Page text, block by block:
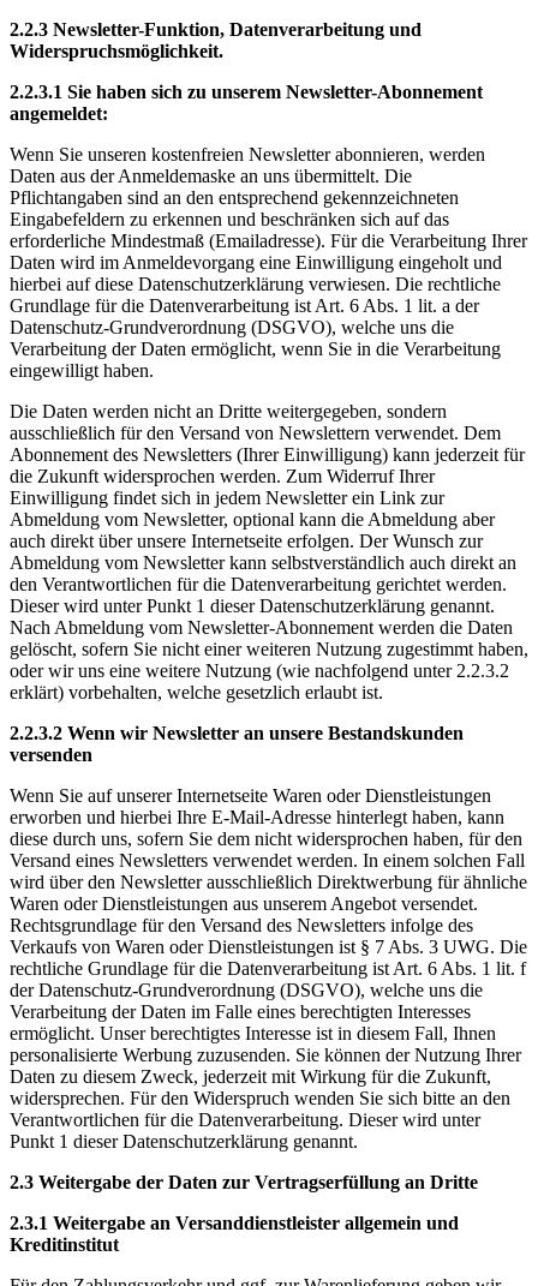
2.2.3 Newsletter-Funktion, Datenverarbeitung und
Widerspruchsmöglichkeit.
2.2.3.1 Sie haben sich zu unserem Newsletter-Abonnement
angemeldet:
Wenn Sie unseren kostenfreien Newsletter abonnieren, werden
Daten aus der Anmeldemaske an uns übermittelt. Die
Pflichtangaben sind an den entsprechend gekennzeichneten
Eingabefeldern zu erkennen und beschränken sich auf das
erforderliche Mindestmaß (Emailadresse). Für die Verarbeitung Ihrer
Daten wird im Anmeldevorgang eine Einwilligung eingeholt und
hierbei auf diese Datenschutzerklärung verwiesen. Die rechtliche
Grundlage für die Datenverarbeitung ist Art. 6 Abs. 1 lit. a der
Datenschutz-Grundverordnung (DSGVO), welche uns die
Verarbeitung der Daten ermöglicht, wenn Sie in die Verarbeitung
eingewilligt haben.
Die Daten werden nicht an Dritte weitergegeben, sondern
ausschließlich für den Versand von Newslettern verwendet. Dem
Abonnement des Newsletters (Ihrer Einwilligung) kann jederzeit für
die Zukunft widersprochen werden. Zum Widerruf Ihrer
Einwilligung findet sich in jedem Newsletter ein Link zur
Abmeldung vom Newsletter, optional kann die Abmeldung aber
auch direkt über unsere Internetseite erfolgen. Der Wunsch zur
Abmeldung vom Newsletter kann selbstverständlich auch direkt an
den Verantwortlichen für die Datenverarbeitung gerichtet werden.
Dieser wird unter Punkt 1 dieser Datenschutzerklärung genannt.
Nach Abmeldung vom Newsletter-Abonnement werden die Daten
gelöscht, sofern Sie nicht einer weiteren Nutzung zugestimmt haben,
oder wir uns eine weitere Nutzung (wie nachfolgend unter 2.2.3.2
erklärt) vorbehalten, welche gesetzlich erlaubt ist.
2.2.3.2 Wenn wir Newsletter an unsere Bestandskunden
versenden
Wenn Sie auf unserer Internetseite Waren oder Dienstleistungen
erworben und hierbei Ihre E-Mail-Adresse hinterlegt haben, kann
diese durch uns, sofern Sie dem nicht widersprochen haben, für den
Versand eines Newsletters verwendet werden. In einem solchen Fall
wird über den Newsletter ausschließlich Direktwerbung für ähnliche
Waren oder Dienstleistungen aus unserem Angebot versendet.
Rechtsgrundlage für den Versand des Newsletters infolge des
Verkaufs von Waren oder Dienstleistungen ist § 7 Abs. 3 UWG. Die
rechtliche Grundlage für die Datenverarbeitung ist Art. 6 Abs. 1 lit. f
der Datenschutz-Grundverordnung (DSGVO), welche uns die
Verarbeitung der Daten im Falle eines berechtigten Interesses
ermöglicht. Unser berechtigtes Interesse ist in diesem Fall, Ihnen
personalisierte Werbung zuzusenden. Sie können der Nutzung Ihrer
Daten zu diesem Zweck, jederzeit mit Wirkung für die Zukunft,
widersprechen. Für den Widerspruch wenden Sie sich bitte an den
Verantwortlichen für die Datenverarbeitung. Dieser wird unter
Punkt 1 dieser Datenschutzerklärung genannt.
2.3 Weitergabe der Daten zur Vertragserfüllung an Dritte
2.3.1 Weitergabe an Versanddienstleister allgemein und
Kreditinstitut